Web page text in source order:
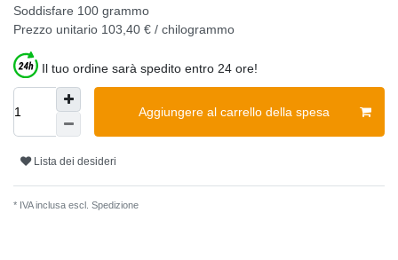
Soddisfare 100 grammo
Prezzo unitario 103,40 € / chilogrammo
Il tuo ordine sarà spedito entro 24 ore!
Aggiungere al carrello della spesa
Lista dei desideri
* IVA inclusa escl. Spedizione